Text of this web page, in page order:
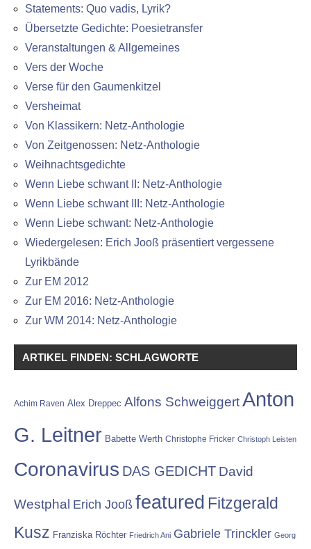
Statements: Quo vadis, Lyrik?
Übersetzte Gedichte: Poesietransfer
Veranstaltungen & Allgemeines
Vers der Woche
Verse für den Gaumenkitzel
Versheimat
Von Klassikern: Netz-Anthologie
Von Zeitgenossen: Netz-Anthologie
Weihnachtsgedichte
Wenn Liebe schwant II: Netz-Anthologie
Wenn Liebe schwant III: Netz-Anthologie
Wenn Liebe schwant: Netz-Anthologie
Wiedergelesen: Erich Jooß präsentiert vergessene
Lyrikbände
Zur EM 2012
Zur EM 2016: Netz-Anthologie
Zur WM 2014: Netz-Anthologie
ARTIKEL FINDEN: SCHLAGWORTE
Achim Raven Alex Dreppec Alfons SchweiggertAnton
G. Leitner Babette Werth Christophe Fricker Christoph Leisten
Coronavirus DAS GEDICHT David
Westphal Erich Jooß featured Fitzgerald
Kusz Franziska Röchter Friedrich Ani Gabriele Trinckler Georg